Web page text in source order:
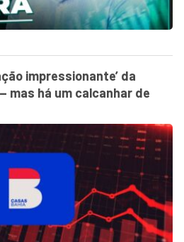
impressionante’ da
mas há um calcanhar de